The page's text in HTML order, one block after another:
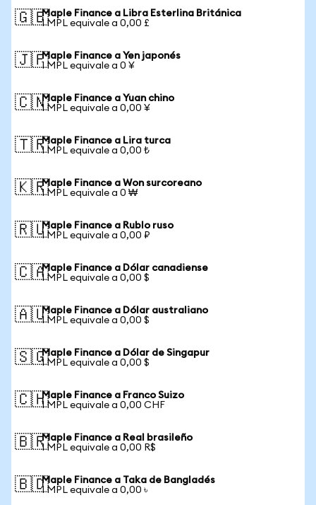
🇬🇧Maple Finance a Libra Esterlina Británica
1 MPL equivale a 0,00 £
🇯🇵Maple Finance a Yen japonés
1 MPL equivale a 0 ¥
🇨🇳Maple Finance a Yuan chino
1 MPL equivale a 0,00 ¥
🇹🇷Maple Finance a Lira turca
1 MPL equivale a 0,00 ₺
🇰🇷Maple Finance a Won surcoreano
1 MPL equivale a 0 ₩
🇷🇺Maple Finance a Rublo ruso
1 MPL equivale a 0,00 ₽
🇨🇦Maple Finance a Dólar canadiense
1 MPL equivale a 0,00 $
🇦🇺Maple Finance a Dólar australiano
1 MPL equivale a 0,00 $
🇸🇬Maple Finance a Dólar de Singapur
1 MPL equivale a 0,00 $
🇨🇭Maple Finance a Franco Suizo
1 MPL equivale a 0,00 CHF
🇧🇷Maple Finance a Real brasileño
1 MPL equivale a 0,00 R$
🇧🇩Maple Finance a Taka de Bangladés
1 MPL equivale a 0,00 ৳